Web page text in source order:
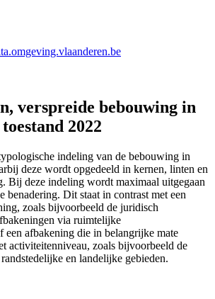
verspreide bebouwing in
2022
indeling van de bebouwing in
deze wordt opgedeeld in kernen, linten en
Bij deze indeling wordt maximaal uitgegaan
benadering. Dit staat in contrast met een
zoals bijvoorbeeld de juridisch
via ruimtelijke
een afbakening die in belangrijke mate
activiteitenniveau, zoals bijvoorbeeld de
en landelijke gebieden.